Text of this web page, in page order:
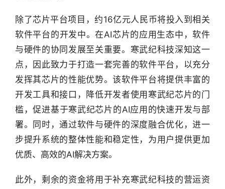
除了芯片平台项目，约16亿元人民币将投入到相关
软件平台的开发中。在AI芯片的应用生态中，软件
与硬件的协同发展至关重要。寒武纪科技深知这一
点，因此致力于打造一套完善的软件平台，以充分
发挥其芯片的性能优势。该软件平台将提供丰富的
开发工具和接口，降低开发者使用寒武纪芯片的门
槛，促进基于寒武纪芯片的AI应用的快速开发与部
署。同时，通过软件与硬件的深度融合优化，进一
步提升系统的整体性能和稳定性，为用户提供更加
优质、高效的AI解决方案。
此外，剩余的资金将用于补充寒武纪科技的营运资